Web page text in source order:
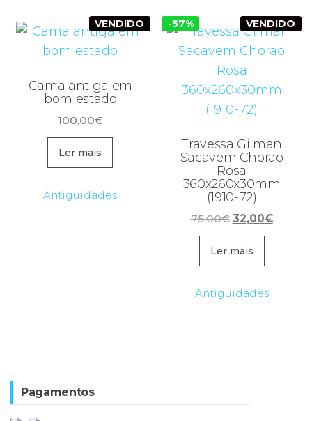
VENDIDO
Cama antiga em
bom estado
100,00€
Ler mais
Antiguidades
-57% VENDIDO
Travessa Gilman
Sacavem Chorao
Rosa
360x260x30mm
(1910-72)
75,00€ O
preço
original
era:
32,00€O
Ler mais
Antiguidades
Pagamentos